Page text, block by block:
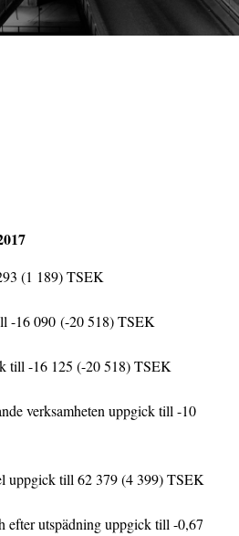
(1 189) TSEK
-16 090(-20 518) TSEK
till -16 125 (-20 518) TSEK
verksamheten uppgick till -10
uppgick till 62 379 (4 399) TSEK
efter utspädning uppgick till -0,67